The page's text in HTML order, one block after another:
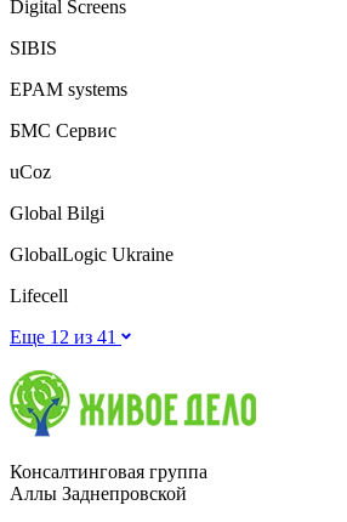
Digital Screens
SIBIS
EPAM systems
БМС Сервис
uCoz
Global Bilgi
GlobalLogic Ukraine
Lifecell
Еще 12 из 41
Консалтинговая группа
Аллы Заднепровской